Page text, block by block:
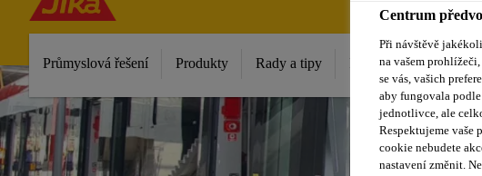
Průmyslová řešení Produkty Rady a tipy Reference Inovace
Centrum
Při návštěvě
na vašem
se vás, vašich
aby fungovala
jednotlivce, ale
Respektujeme vaše
cookie nebudete
nastavení změnit.